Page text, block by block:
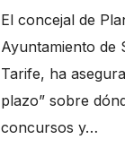
El concejal de
Ayuntamiento de
Tarife, ha
plazo” sobre
concursos y…